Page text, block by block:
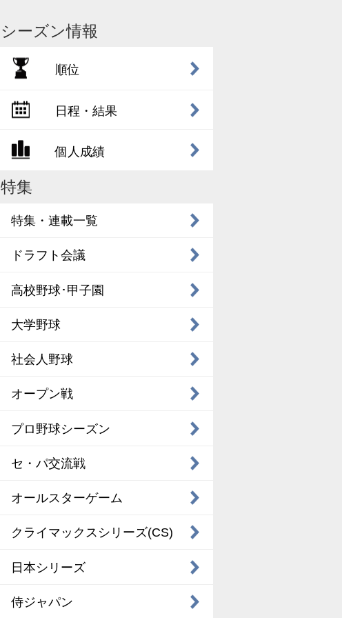
シーズン情報
順位
日程・結果
個人成績
特集
特集・連載一覧
ドラフト会議
高校野球･甲子園
大学野球
社会人野球
オープン戦
プロ野球シーズン
セ・パ交流戦
オールスターゲーム
クライマックスシリーズ(CS)
日本シリーズ
侍ジャパン